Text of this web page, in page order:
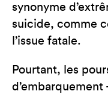
synonyme
suicide, comme
l’issue fatale.
Pourtant, les